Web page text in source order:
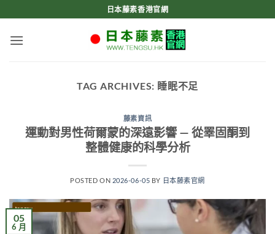
to
content
日本藤素香港官網
TAG ARCHIVES: 睡眠不足
藤素資訊
運動對男性荷爾蒙的深遠影響 — 從睪固酮到
整體健康的科學分析
POSTED ON 2026-06-05 BY 日本藤素官網
05
6 月